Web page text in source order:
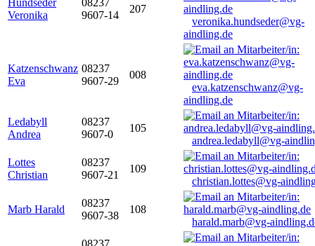
Hundseder
Veronika
08237
9607-14
207
veronika.hundseder@vg-
aindling.de
Katzenschwanz
Eva
08237
9607-29
008
eva.katzenschwanz@vg-
aindling.de
Ledabyll
Andrea
08237
9607-0
105
andrea.ledabyll@vg-
Lottes
Christian
08237
9607-21
109
christian.lottes@vg-
Marb Harald
08237
9607-38
108
harald.marb@vg-